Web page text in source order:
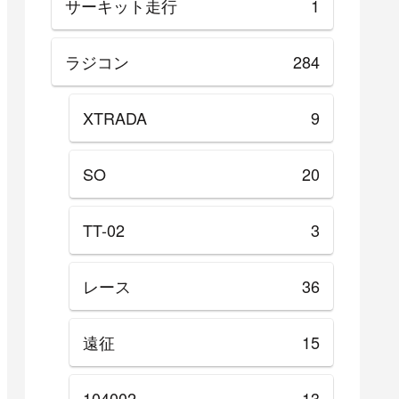
サーキット走行 1
ラジコン 284
XTRADA 9
SO 20
TT-02 3
レース 36
遠征 15